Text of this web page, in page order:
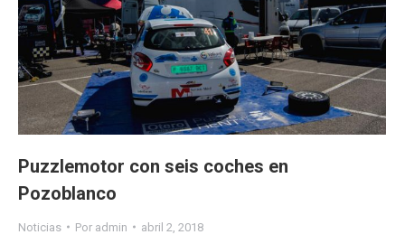
Puzzlemotor con seis coches en
Pozoblanco
Noticias Por admin abril 2, 2018